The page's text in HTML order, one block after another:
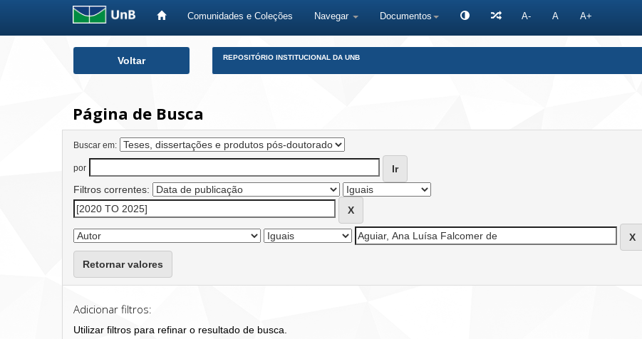
Comunidades e Coleções Navegar Documentos A- A A+
Voltar REPOSITÓRIO INSTITUCIONAL DA UNB
Página de Busca
Buscar em:
por
Filtros correntes:
Retornar valores
Adicionar filtros:
Utilizar filtros para refinar o resultado de busca.